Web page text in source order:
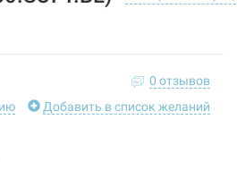
0 отзывов
Добавить в список желаний